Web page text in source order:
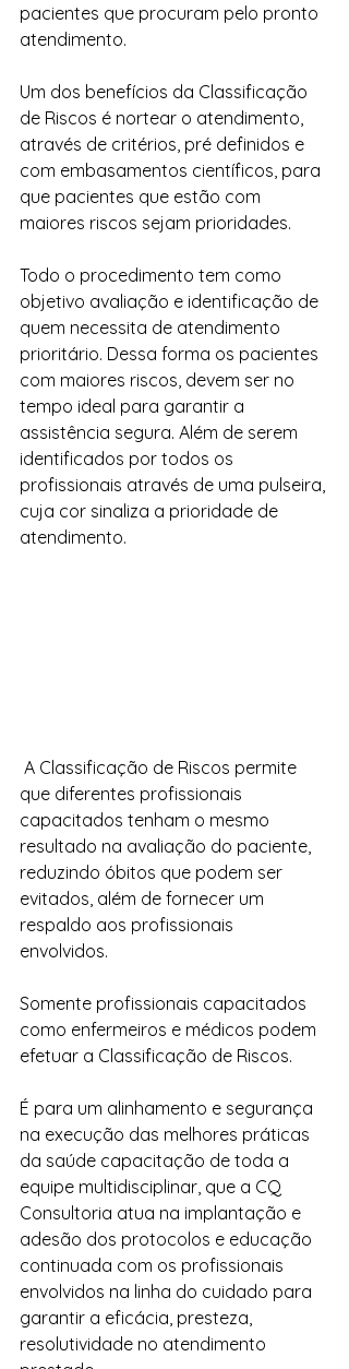
pacientes que procuram pelo pronto
atendimento.
Um dos benefícios da Classificação
de Riscos é nortear o atendimento,
através de critérios, pré definidos e
com embasamentos científicos, para
que pacientes que estão com
maiores riscos sejam prioridades.
Todo o procedimento tem como
objetivo avaliação e identificação de
quem necessita de atendimento
prioritário. Dessa forma os pacientes
com maiores riscos, devem ser no
tempo ideal para garantir a
assistência segura. Além de serem
identificados por todos os
profissionais através de uma pulseira,
cuja cor sinaliza a prioridade de
atendimento.
que diferentes profissionais
capacitados tenham o mesmo
resultado na avaliação do paciente,
reduzindo óbitos que podem ser
evitados, além de fornecer um
respaldo aos profissionais
envolvidos.
Somente profissionais capacitados
como enfermeiros e médicos podem
efetuar a Classificação de Riscos.
É para um alinhamento e segurança
na execução das melhores práticas
da saúde capacitação de toda a
equipe multidisciplinar, que a CQ
Consultoria atua na implantação e
adesão dos protocolos e educação
continuada com os profissionais
envolvidos na linha do cuidado para
garantir a eficácia, presteza,
resolutividade no atendimento